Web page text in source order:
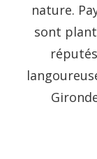
nature.
sont